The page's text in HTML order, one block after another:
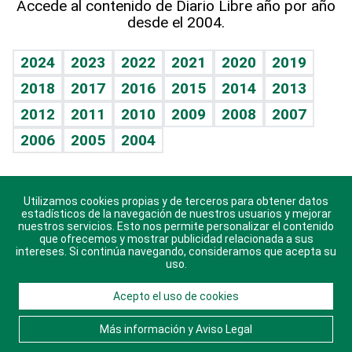
Vida y familia
Eñe
Celebrando la vida
Sin complejos
En pocas palabras
Escuchando al corazón
Economía Personal
TBT Deportivo
Guía del dinero
Horóscopos
Crucigramas
Accede al contenido de Diario Libre año por año
desde el 2004.
2024 2023 2022 2021 2020
2019
2018
2017 2016 2015 2014
2013
2012
2011 2010 2009 2008
2007
2006
2005 2004
Descarga nuestras aplicaciones para Android, iOS y
sistema Huawei.
© 2021 Diario Libre, todos los derechos reservados.
Consulta elAviso Legal. Ponte en Contacto
nosotros y conoce más sobre Diario Libre
Utilizamos cookies propias y de terceros para obtener datos
estadísticos de la navegación de nuestros usuarios y mejorar
nuestros servicios. Esto nos permite personalizar el contenido
que ofrecemos y mostrar publicidad relacionada a sus
intereses. Si continúa navegando, consideramos que acepta su
uso.
Acepto el uso de cookies
Más información y Aviso Legal